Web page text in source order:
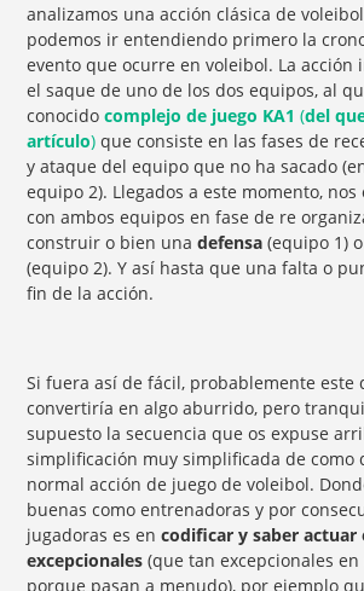
analizamos una acción clásica de
podemos ir entendiendo primero la
evento que ocurre en voleibol. La acción
el saque de uno de los dos equipos, al
conocidocomplejo de juego KA1 (del
artículo) que consiste en las fases de
y ataque del equipo que no ha sacado
equipo 2). Llegados a este momento,
con ambos equipos en fase de re
construir o bien unadefensa (equipo 1)
(equipo 2). Y así hasta que una falta o
fin de la acción.
Si fuera así de fácil, probablemente este
convertiría en algo aburrido, pero
supuesto la secuencia que os expuse
simplificación muy simplificada de como
normal acción de juego de voleibol.
buenas como entrenadoras y por
jugadoras es encodificar y saber actuar
excepcionales (que tan excepcionales
porque pasan a menudo), por ejemplo